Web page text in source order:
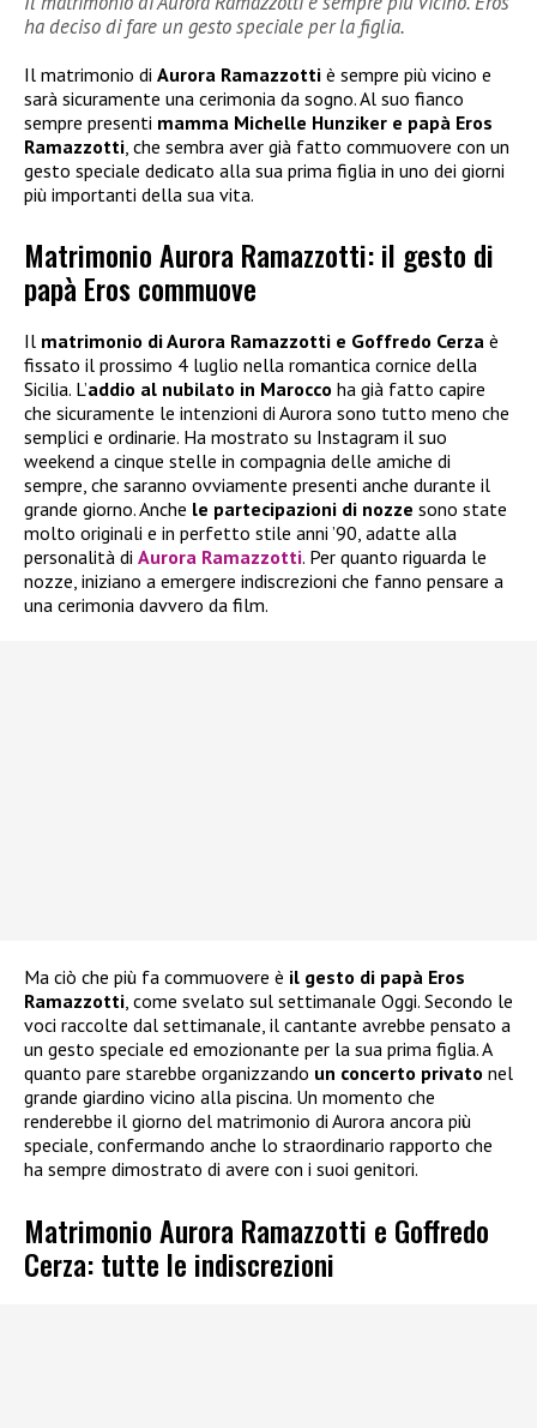
ha deciso di fare un gesto speciale per la figlia.
Il matrimonio di Aurora Ramazzotti è sempre più vicino e
sarà sicuramente una cerimonia da sogno. Al suo fianco
sempre presenti mamma Michelle Hunziker e papà Eros
Ramazzotti , che sembra aver già fatto commuovere con un
gesto speciale dedicato alla sua prima figlia in uno dei giorni
più importanti della sua vita.
Matrimonio Aurora Ramazzotti: il gesto di
papà Eros commuove
Il matrimonio di Aurora Ramazzotti e Goffredo Cerza è
fissato il prossimo 4 luglio nella romantica cornice della
Sicilia. L’addio al nubilato in Marocco ha già fatto capire
che sicuramente le intenzioni di Aurora sono tutto meno che
semplici e ordinarie. Ha mostrato su Instagram il suo
weekend a cinque stelle in compagnia delle amiche di
sempre, che saranno ovviamente presenti anche durante il
grande giorno. Anche le partecipazioni di nozze sono state
molto originali e in perfetto stile anni ’90, adatte alla
personalità di Aurora Ramazzotti. Per quanto riguarda le
nozze, iniziano a emergere indiscrezioni che fanno pensare a
una cerimonia davvero da film.
Ma ciò che più fa commuovere è il gesto di papà Eros
Ramazzotti, come svelato sul settimanale Oggi. Secondo le
voci raccolte dal settimanale, il cantante avrebbe pensato a
un gesto speciale ed emozionante per la sua prima figlia. A
quanto pare starebbe organizzando un concerto privato nel
grande giardino vicino alla piscina. Un momento che
renderebbe il giorno del matrimonio di Aurora ancora più
speciale, confermando anche lo straordinario rapporto che
ha sempre dimostrato di avere con i suoi genitori.
Matrimonio Aurora Ramazzotti e Goffredo
Cerza: tutte le indiscrezioni